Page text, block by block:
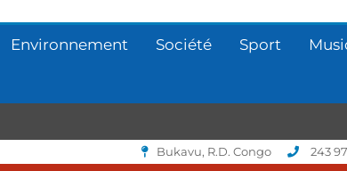
Environnement Société Sport
Bukavu, R.D. Congo 243